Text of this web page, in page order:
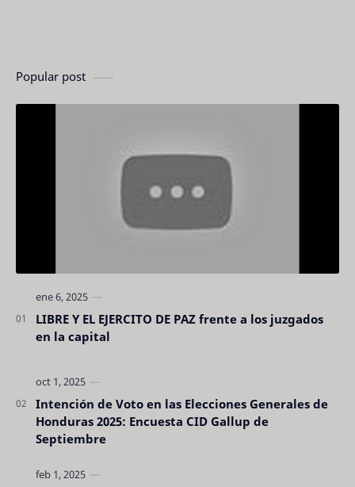
Popular post
LIBRE Y EL EJERCITO DE PAZ frente a los juzgados
en la capital
Intención de Voto en las Elecciones Generales de
Honduras 2025: Encuesta CID Gallup de
Septiembre